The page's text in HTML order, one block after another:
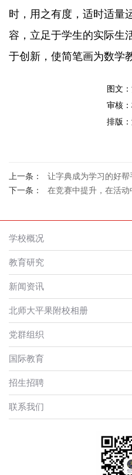
时，用之有度，适时适量
容，立足于学生的实际生
于创新，使简笔画为数学
图文
审核
排版
上一条：
让字典成为学习的好帮手
下一条：
在竞赛中提升，在活动中成长
学校概况
教育研究
新闻资讯
北师大平果附校相册
党群组织
国际教育
招生招聘
联系我们